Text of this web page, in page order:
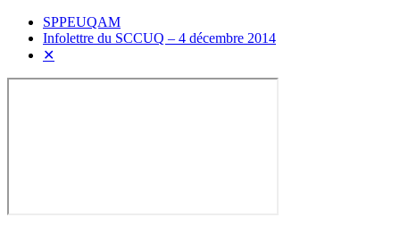
SPPEUQAM
Infolettre du SCCUQ – 4 décembre 2014
✕